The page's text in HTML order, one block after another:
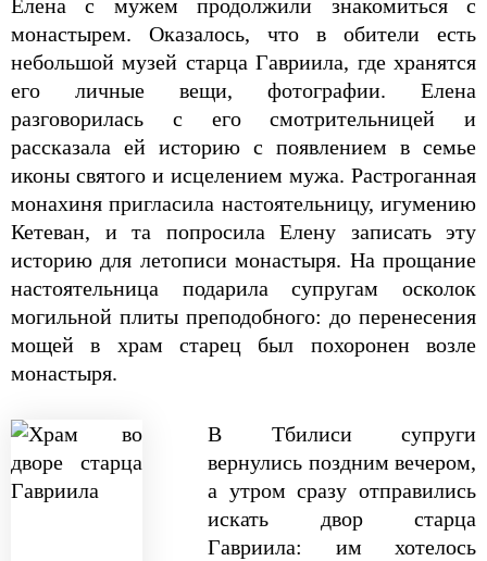
Елена с мужем продолжили знакомиться с
монастырем. Оказалось, что в обители есть
небольшой музей старца Гавриила, где хранятся
его личные вещи, фотографии. Елена
разговорилась с его смотрительницей и
рассказала ей историю с появлением в семье
иконы святого и исцелением мужа. Растроганная
монахиня пригласила настоятельницу, игумению
Кетеван, и та попросила Елену записать эту
историю для летописи монастыря. На прощание
настоятельница подарила супругам осколок
могильной плиты преподобного: до перенесения
мощей в храм старец был похоронен возле
монастыря.
В Тбилиси супруги
вернулись поздним вечером,
а утром сразу отправились
искать двор старца
Гавриила: им хотелось